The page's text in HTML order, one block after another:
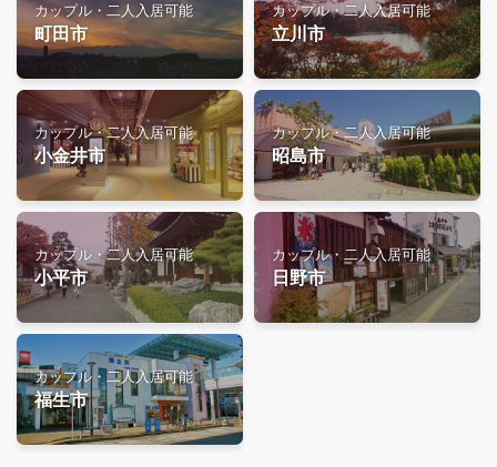
カップル・二人入居可能
町田市
カップル・二人入居可能
立川市
カップル・二人入居可能
小金井市
カップル・二人入居可能
昭島市
カップル・二人入居可能
小平市
カップル・二人入居可能
日野市
カップル・二人入居可能
福生市